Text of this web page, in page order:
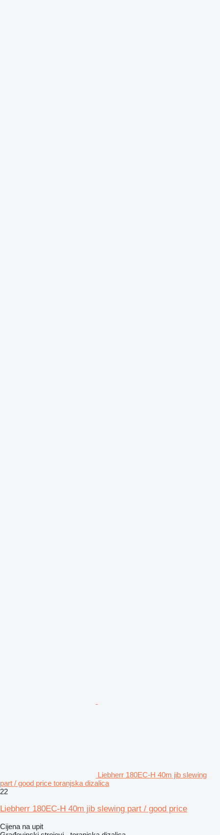
Liebherr 180EC-H 40m jib slewing
part / good price toranjska dizalica
22
Liebherr 180EC-H 40m jib slewing part / good price
Cijena na upit